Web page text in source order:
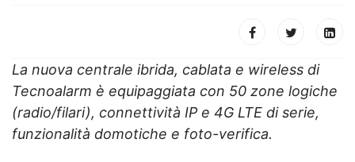
La nuova centrale ibrida, cablata e wireless di
Tecnoalarm è equipaggiata con 50 zone logiche
(radio/filari), connettività IP e 4G LTE di serie,
funzionalità domotiche e foto-verifica.